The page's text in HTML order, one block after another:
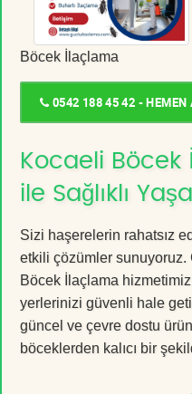
Böcek İlaçlama
0542 188 45 42 - HEMEN
Kocaeli
ile Sağlıklı
Sizi haşerelerin rahatsız
etkili çözümler
Böcek İlaçlama
yerlerinizi güvenli hale
güncel ve çevre dostu
böceklerden kalıcı bir